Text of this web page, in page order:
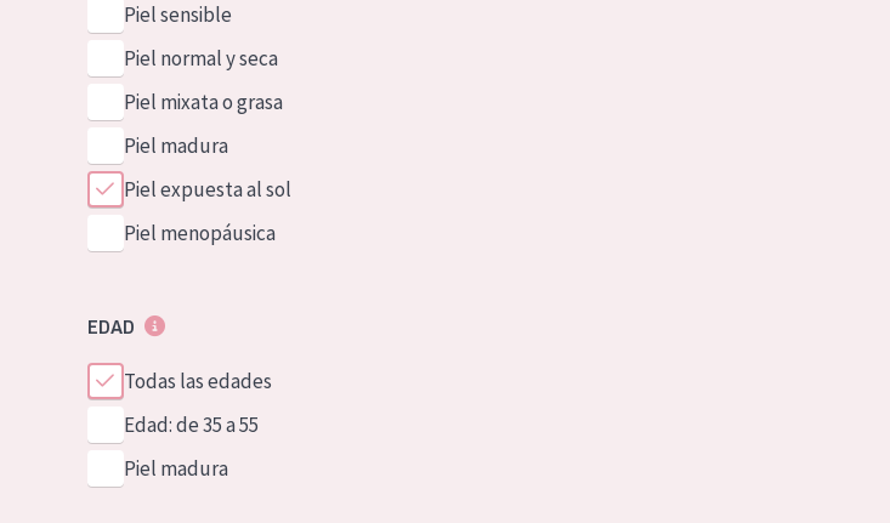
Piel sensible
Piel normal y seca
Piel mixata o grasa
Piel madura
Piel expuesta al sol
Piel menopáusica
EDAD
Todas las edades
Edad: de 35 a 55
Piel madura